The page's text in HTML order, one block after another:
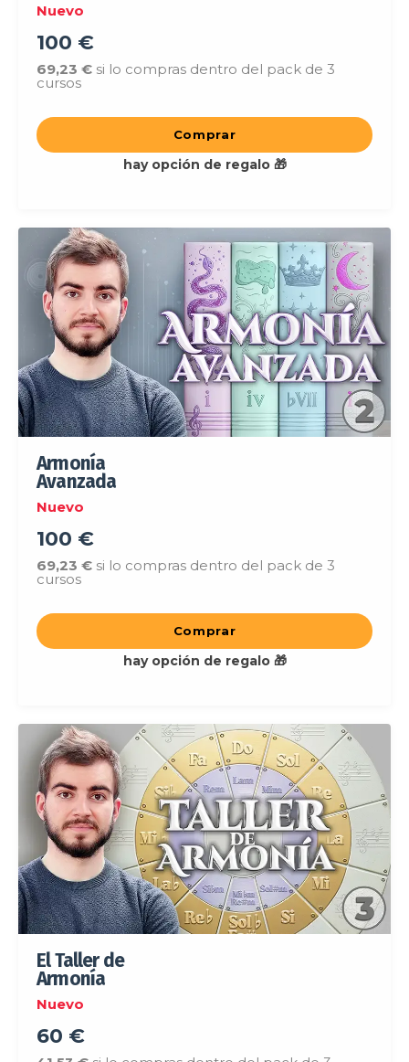
Nuevo
100 €
69,23 € si lo compras dentro del pack de 3
cursos
Comprar
hay opción de regalo 🎁
Armonía
Avanzada
Nuevo
100 €
69,23 € si lo compras dentro del pack de 3
cursos
Comprar
hay opción de regalo 🎁
El Taller de
Armonía
Nuevo
60 €